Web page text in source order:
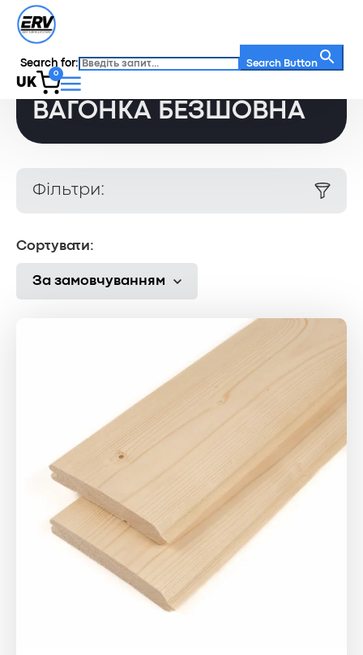
Search for: Search Button
UK
0
Головна / Каталог / Вагонка безшовна
ВАГОНКА БЕЗШОВНА
Фільтри:
Сортувати:
За замовчуванням